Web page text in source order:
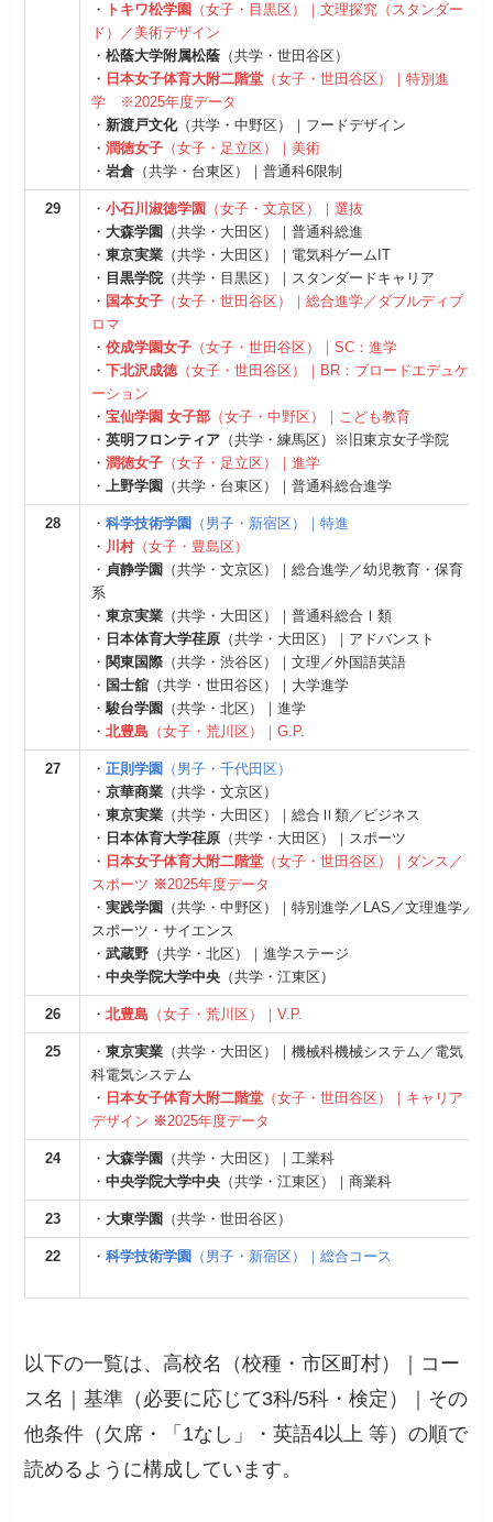
・
トキワ松学園
（女子・目黒区）｜文理探究（スタンダー
ド）／美術デザイン
・松蔭大学附属松蔭 （共学・世田谷区）
・ 日本女子体育大附二階堂 （女子・世田谷区）｜特別進
学
※2025年度データ
・新渡戸文化（共学・中野区）｜フードデザイン
・潤徳女子 （女子・足立区）｜美術
・岩倉 （共学・台東区）｜普通科6限制
29 ・小石川淑徳学園
（女子・文京区）｜選抜
・大森学園
（共学・大田区）｜普通科総進
・東京実業 （共学・大田区）｜電気科ゲームIT
・ 目黒学院 （共学・目黒区）｜スタンダードキャリア
・ 国本女子 （女子・世田谷区）｜総合進学／ダブルディプ
ロマ
・佼成学園女子 （女子・世田谷区）｜SC：進学
・下北沢成徳（女子・世田谷区）｜BR：ブロードエデュケ
ーション
・宝仙学園 女子部 （女子・中野区）｜こども教育
・英明フロンティア （共学・練馬区）※旧東京女子学院
・潤徳女子 （女子・足立区）｜進学
・上野学園 （共学・台東区）｜普通科総合進学
28 ・科学技術学園
（男子・新宿区）｜特進
・ 川村（女子・豊島区）
・ 貞静学園
（共学・文京区）｜総合進学／幼児教育・保育
系
・東京実業 （共学・大田区）｜普通科総合Ⅰ類
・ 日本体育大学荏原 （共学・大田区）｜アドバンスト
・ 関東国際 （共学・渋谷区）｜文理／外国語英語
・ 国士舘 （共学・世田谷区）｜大学進学
・駿台学園
（共学・北区）｜進学
・北豊島 （女子・荒川区）｜G.P.
27 ・正則学園
（男子・千代田区）
・京華商業 （共学・文京区）
・東京実業 （共学・大田区）｜総合Ⅱ類／ビジネス
・ 日本体育大学荏原 （共学・大田区）｜スポーツ
・ 日本女子体育大附二階堂 （女子・世田谷区）｜ダンス／
スポーツ ※2025年度データ
・実践学園
（共学・中野区）｜特別進学／LAS／文理進学／
スポーツ・サイエンス
・武蔵野 （共学・北区）｜進学ステージ
・中央学院大学中央 （共学・江東区）
26 ・北豊島 （女子・荒川区）｜V.P.
25 ・東京実業 （共学・大田区）｜機械科機械システム／電気
科電気システム
・ 日本女子体育大附二階堂 （女子・世田谷区）｜キャリア
デザイン ※2025年度データ
24 ・大森学園
（共学・大田区）｜工業科
・中央学院大学中央 （共学・江東区）｜商業科
23 ・大東学園 （共学・世田谷区）
22 ・科学技術学園 （男子・新宿区）｜総合コース
以下の一覧は、高校名（校種・市区町村）｜コー
ス名｜基準（必要に応じて3科/5科・検定）｜その
他条件（欠席・「1なし」・英語4以上 等）の順で
読めるように構成しています。